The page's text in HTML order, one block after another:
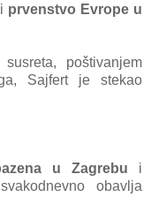
prvenstvo Evrope u
poštivanjem
Sajfert je stekao
u Zagrebu i
obavlja